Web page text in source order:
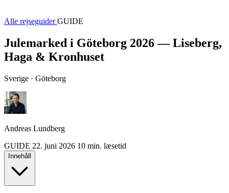
Alle rejseguiderGUIDE
Julemarked i Göteborg 2026 — Liseberg,
Haga & Kronhuset
Sverige · Göteborg
Andreas Lundberg
GUIDE 22. juni 2026 10 min. læsetid
Innehåll